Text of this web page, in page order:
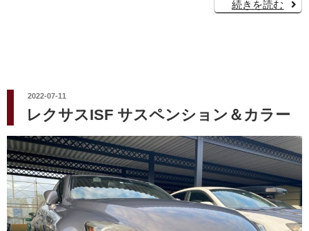
続きを読む
投
稿
日:
2022-07-11
レクサスISF サスペンション＆カラー